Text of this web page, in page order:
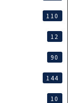
110
12
90
144
10